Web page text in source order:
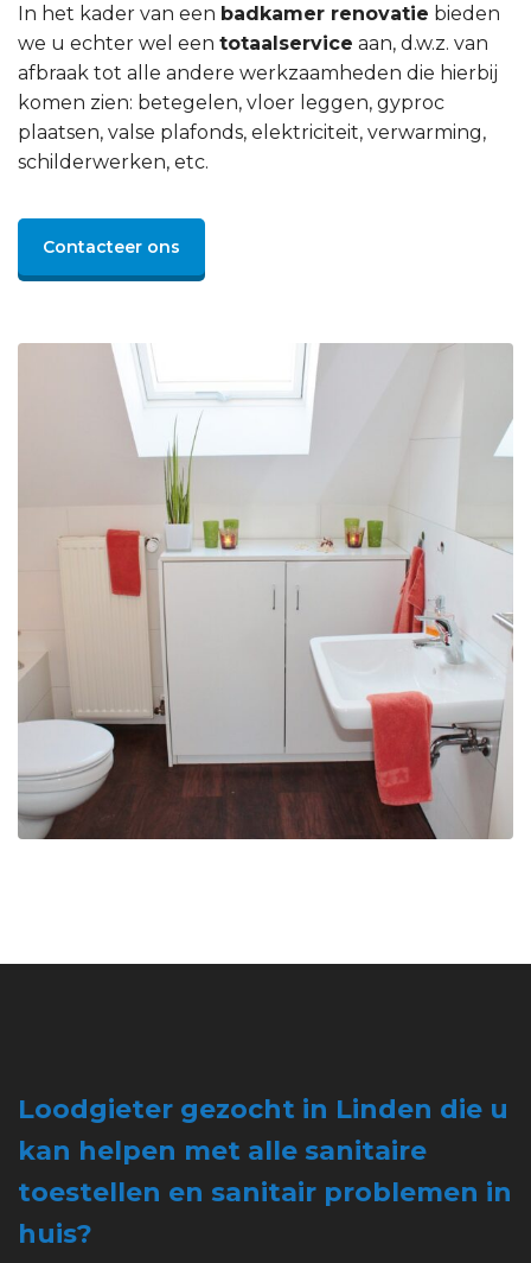
In het kader van een badkamer renovatie bieden
we u echter wel een totaalservice aan, d.w.z. van
afbraak tot alle andere werkzaamheden die hierbij
komen zien: betegelen, vloer leggen, gyproc
plaatsen, valse plafonds, elektriciteit, verwarming,
schilderwerken, etc.
Contacteer ons
Loodgieter gezocht in Linden die u
kan helpen met alle sanitaire
toestellen en sanitair problemen in
huis?